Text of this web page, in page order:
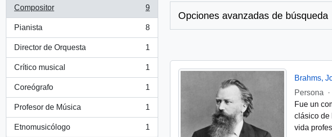
Compositor
, 9 resultados
9
Pianista
, 8 resultados
8
Director de Orquesta
, 1 resultados
1
Crítico musical
, 1 resultados
1
Coreógrafo
, 1 resultados
1
Profesor de Música
, 1 resultados
1
Etnomusicólogo
, 1 resultados
1
Opciones avanzadas de búsqueda
Brahms,
Persona
·
Fue un
clásico de
vida